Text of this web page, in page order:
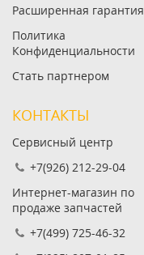
Расширенная гарантия
Политика
Конфиденциальности
Стать партнером
КОНТАКТЫ
Сервисный центр
+7(926) 212-29-04
Интернет-магазин по
продаже запчастей
+7(499) 725-46-32